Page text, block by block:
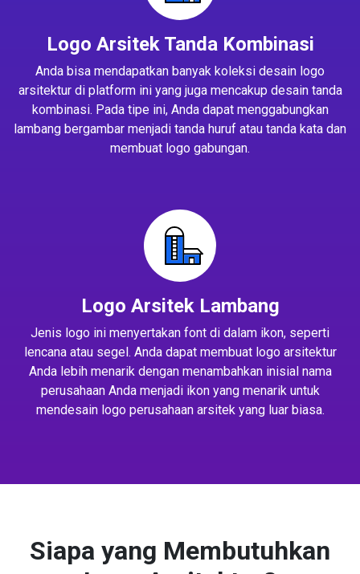
Logo Arsitek Tanda Kombinasi
Anda bisa mendapatkan banyak koleksi desain logo
arsitektur di platform ini yang juga mencakup desain tanda
kombinasi. Pada tipe ini, Anda dapat menggabungkan
lambang bergambar menjadi tanda huruf atau tanda kata dan
membuat logo gabungan.
Logo Arsitek Lambang
Jenis logo ini menyertakan font di dalam ikon, seperti
lencana atau segel. Anda dapat membuat logo arsitektur
Anda lebih menarik dengan menambahkan inisial nama
perusahaan Anda menjadi ikon yang menarik untuk
mendesain logo perusahaan arsitek yang luar biasa.
Siapa yang Membutuhkan